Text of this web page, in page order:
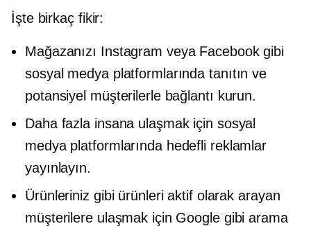
İşte birkaç fikir:
Mağazanızı Instagram veya Facebook gibi
sosyal medya platformlarında tanıtın ve
potansiyel müşterilerle bağlantı kurun.
Daha fazla insana ulaşmak için sosyal
medya platformlarında hedefli reklamlar
yayınlayın.
Ürünleriniz gibi ürünleri aktif olarak arayan
müşterilere ulaşmak için Google gibi arama